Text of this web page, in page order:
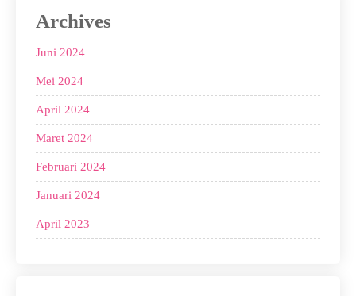
Archives
Juni 2024
Mei 2024
April 2024
Maret 2024
Februari 2024
Januari 2024
April 2023